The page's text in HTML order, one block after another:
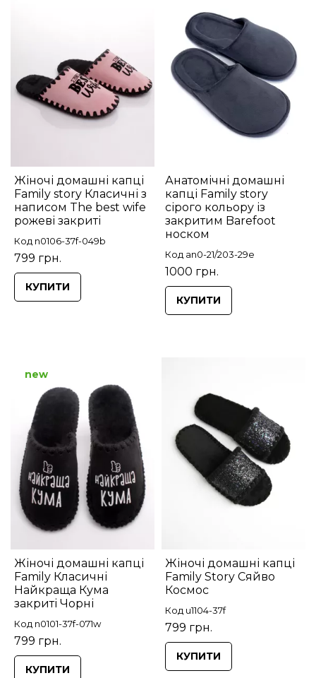
Жіночі домашні капці
Family story Класичні з
написом The best wife
рожеві закриті
Код n0106-37f-049b
799 грн.
КУПИТИ
Анатомічні домашні
капці Family story
сірого кольору із
закритим Barefoot
носком
Код an0-21/203-29e
1000 грн.
КУПИТИ
Жіночі домашні капці
Family Класичні
Найкраща Кума
закриті Чорні
Код n0101-37f-071w
799 грн.
new
КУПИТИ
Жіночі домашні капці
Family Story Сяйво
Космос
Код u1104-37f
799 грн.
КУПИТИ